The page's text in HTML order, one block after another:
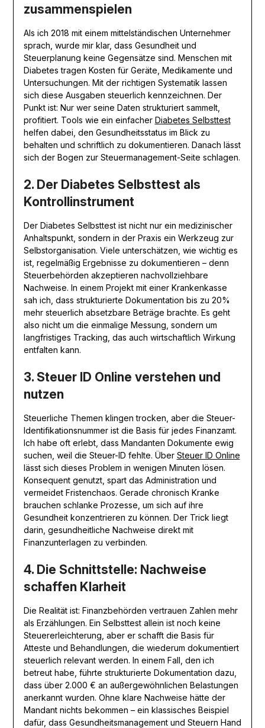
zusammenspielen
Als ich 2018 mit einem mittelständischen Unternehmer
sprach, wurde mir klar, dass Gesundheit und
Steuerplanung keine Gegensätze sind. Menschen mit
Diabetes tragen Kosten für Geräte, Medikamente und
Untersuchungen. Mit der richtigen Systematik lassen
sich diese Ausgaben steuerlich kennzeichnen. Der
Punkt ist: Nur wer seine Daten strukturiert sammelt,
profitiert. Tools wie ein einfacher Diabetes Selbsttest
helfen dabei, den Gesundheitsstatus im Blick zu
behalten und schriftlich zu dokumentieren. Danach lässt
sich der Bogen zur Steuermanagement-Seite schlagen.
2. Der Diabetes Selbsttest als
Kontrollinstrument
Der Diabetes Selbsttest ist nicht nur ein medizinischer
Anhaltspunkt, sondern in der Praxis ein Werkzeug zur
Selbstorganisation. Viele unterschätzen, wie wichtig es
ist, regelmäßig Ergebnisse zu dokumentieren – denn
Steuerbehörden akzeptieren nachvollziehbare
Nachweise. In einem Projekt mit einer Krankenkasse
sah ich, dass strukturierte Dokumentation bis zu 20%
mehr steuerlich absetzbare Beträge brachte. Es geht
also nicht um die einmalige Messung, sondern um
langfristiges Tracking, das auch wirtschaftlich Wirkung
entfalten kann.
3. Steuer ID Online verstehen und
nutzen
Steuerliche Themen klingen trocken, aber die Steuer-
Identifikationsnummer ist die Basis für jedes Finanzamt.
Ich habe oft erlebt, dass Mandanten Dokumente ewig
suchen, weil die Steuer-ID fehlte. Über Steuer ID Online
lässt sich dieses Problem in wenigen Minuten lösen.
Konsequent genutzt, spart das Administration und
vermeidet Fristenchaos. Gerade chronisch Kranke
brauchen schlanke Prozesse, um sich auf ihre
Gesundheit konzentrieren zu können. Der Trick liegt
darin, gesundheitliche Nachweise direkt mit
Finanzunterlagen zu verbinden.
4. Die Schnittstelle: Nachweise
schaffen Klarheit
Die Realität ist: Finanzbehörden vertrauen Zahlen mehr
als Erzählungen. Ein Selbsttest allein ist noch keine
Steuererleichterung, aber er schafft die Basis für
Atteste und Behandlungen, die wiederum dokumentiert
steuerlich relevant werden. In einem Fall, den ich
betreut habe, führte strukturierte Dokumentation dazu,
dass über 2.000 € an außergewöhnlichen Belastungen
anerkannt wurden. Ohne klare Nachweise hätte der
Mandant nichts bekommen – ein klassisches Beispiel
dafür, dass Gesundheitsmanagement und Steuern Hand